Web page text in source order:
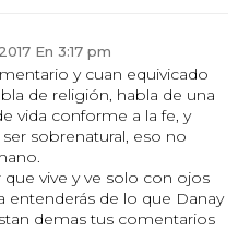
En 3:17 pm
y cuan equivicado
de religión, habla de una
vida conforme a la fe, y
sobrenatural, eso no
vive y ve solo con ojos
entenderás de lo que Danay
demas tus comentarios